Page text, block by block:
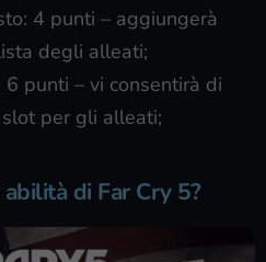
4 punti – aggiungerà
degli alleati;
6 punti – vi consentirà di
per gli alleati;
di Far Cry 5?